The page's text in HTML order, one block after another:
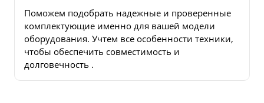
Поможем подобрать надежные и проверенные
комплектующие именно для вашей модели
оборудования. Учтем все особенности техники,
чтобы обеспечить совместимость и
долговечность .